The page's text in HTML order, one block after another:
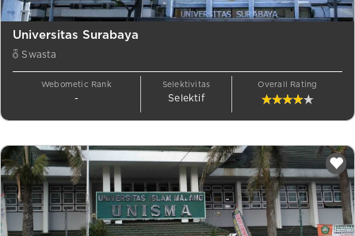
Universitas Surabaya
Swasta
Webometic Rank
-
Selektivitas
Selektif
Overall Rating